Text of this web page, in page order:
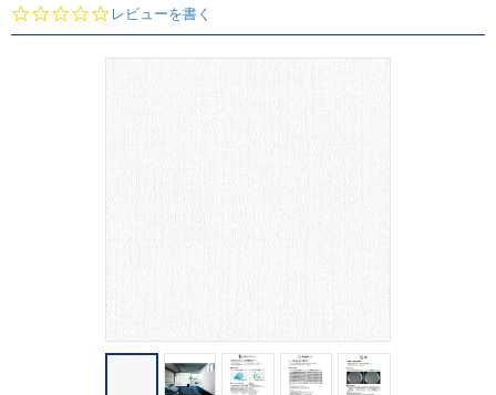
0.
0
a
t
レビューを書く